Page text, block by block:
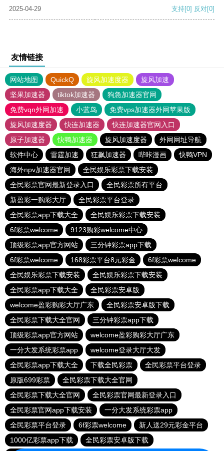
2025-04-29 支持[0] 反对[0]
友情链接
网站地图 QuickQ 旋风加速度器
旋风加速
坚果加速器
tiktok加速器
狗急加速器官网
免费vqn外网加速
小蓝鸟
免费vps加速器外网苹果版
旋风加速度器
快连加速器
快连加速器官网入口
原子加速器
快鸭加速器 旋风加速度器
外网网址导航
软件中心
雷霆加速 狂飙加速器 哔咔漫画
快鸭VPN
海外npv加速器官网
全民娱乐彩票下载安装
全民彩票官网最新登录入口
全民彩票所有平台
新盈彩一购彩大厅
全民彩票平台登录
全民彩票app下载大全
全民娱乐彩票下载安装
6f彩票welcome
9123购彩welcome中心
顶级彩票app官方网站
三分钟彩票app下载
6f彩票welcome
168彩票平台8元彩金
6f彩票welcome
全民娱乐彩票下载安装
全民娱乐彩票下载安装
全民彩票app下载大全
全民彩票安卓版
welcome盈彩购彩大厅广东
全民彩票安卓版下载
全民彩票下载大全官网
三分钟彩票app下载
顶级彩票app官方网站
welcome盈彩购彩大厅广东
一分大发系统彩票app
welcome登录大厅大发
全民彩票app下载大全
下载全民彩票
全民彩票平台登录
原版699彩票
全民彩票下载大全官网
全民彩票下载大全官网
全民彩票官网最新登录入口
全民彩票官网app下载安装
一分大发系统彩票app
全民彩票平台登录
6f彩票welcome
新人送29元彩金平台
1000亿彩票app下载
全民彩票安卓版下载